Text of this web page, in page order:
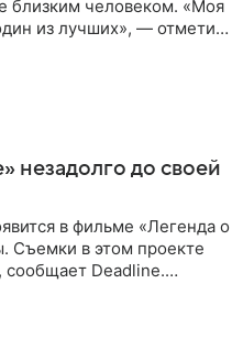
близким человеком. «Моя
из лучших», — отметил
незадолго до своей
в фильме «Легенда о
Съемки в этом проекте
сообщает Deadline.